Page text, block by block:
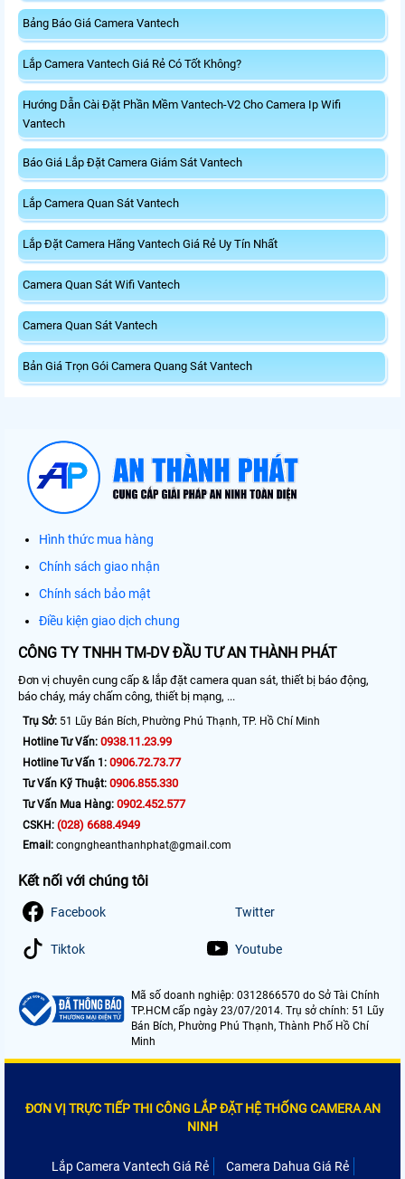
Bảng Báo Giá Camera Vantech
Lắp Camera Vantech Giá Rẻ Có Tốt Không?
Hướng Dẫn Cài Đặt Phần Mềm Vantech-V2 Cho Camera Ip Wifi
Vantech
Báo Giá Lắp Đặt Camera Giám Sát Vantech
Lắp Camera Quan Sát Vantech
Lắp Đặt Camera Hãng Vantech Giá Rẻ Uy Tín Nhất
Camera Quan Sát Wifi Vantech
Camera Quan Sát Vantech
Bản Giá Trọn Gói Camera Quang Sát Vantech
Hình thức mua hàng
Chính sách giao nhận
Chính sách bảo mật
Điều kiện giao dịch chung
CÔNG TY TNHH TM-DV ĐẦU TƯ AN THÀNH PHÁT
Đơn vị chuyên cung cấp & lắp đặt camera quan sát, thiết bị báo động,
báo cháy, máy chấm công, thiết bị mạng, ...
Trụ Sở: 51 Lũy Bán Bích, Phường Phú Thạnh, TP. Hồ Chí Minh
Hotline Tư Vấn: 0938.11.23.99
Hotline Tư Vấn 1: 0906.72.73.77
Tư Vấn Kỹ Thuật: 0906.855.330
Tư Vấn Mua Hàng: 0902.452.577
CSKH: (028) 6688.4949
Email: congngheanthanhphat@gmail.com
Kết nối với chúng tôi
Facebook Twitter
Tiktok Youtube
Mã số doanh nghiệp: 0312866570 do Sở Tài Chính
TP.HCM cấp ngày 23/07/2014. Trụ sở chính: 51 Lũy
Bán Bích, Phường Phú Thạnh, Thành Phố Hồ Chí
Minh
ĐƠN VỊ TRỰC TIẾP THI CÔNG LẮP ĐẶT HỆ THỐNG CAMERA AN
NINH
Lắp Camera Vantech Giá Rẻ Camera Dahua Giá Rẻ